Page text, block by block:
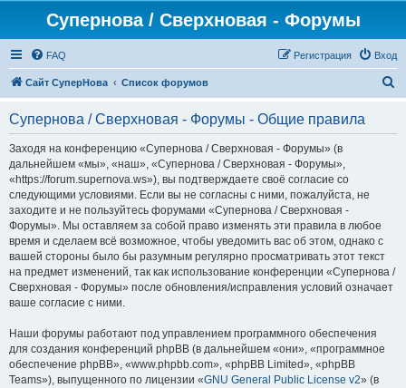
Супернова / Сверхновая - Форумы
FAQ Вход
Регистрация
Сайт СуперНова Список форумов
Супернова / Сверхновая - Форумы - Общие правила
Заходя на конференцию «Супернова / Сверхновая - Форумы» (в
дальнейшем «мы», «наш», «Супернова / Сверхновая - Форумы»,
«https://forum.supernova.ws»), вы подтверждаете своё согласие со
следующими условиями. Если вы не согласны с ними, пожалуйста, не
заходите и не пользуйтесь форумами «Супернова / Сверхновая -
Форумы». Мы оставляем за собой право изменять эти правила в любое
время и сделаем всё возможное, чтобы уведомить вас об этом, однако с
вашей стороны было бы разумным регулярно просматривать этот текст
на предмет изменений, так как использование конференции «Супернова /
Сверхновая - Форумы» после обновления/исправления условий означает
ваше согласие с ними.
Наши форумы работают под управлением программного обеспечения
для создания конференций phpBB (в дальнейшем «они», «программное
обеспечение phpBB», «www.phpbb.com», «phpBB Limited», «phpBB
Teams»), выпущенного по лицензии «GNU General Public License v2» (в